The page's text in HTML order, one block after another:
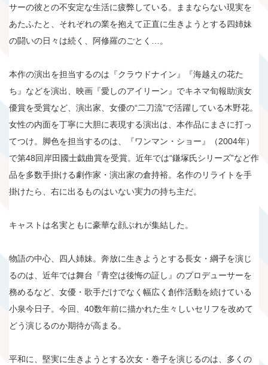
サーの彼との不安定な生活に疲弊している。ままならない現実を
あたふたと、それぞれの業を抱えて正直に生きようとする四姉妹
の闘いの日々は続く、阿修羅のごとく…。
本作の演出を担当するのは『クラウドナイン』『海越えの花た
ち』などを演出、映画『愛しのアイリーン』でキネマ旬報助演女
優賞を受賞など、演出家、女優の“二刀流”で活躍している木野花。
女性の内面を丁寧に大胆に表現する演出は、本作品にまさに打っ
てつけ。脚色を担当するのは、『ワンマン・ショー』（2004年）
で第48回岸田國士戯曲賞を受賞。近年では“鎌塚氏シリーズ”など作
品を多数手掛ける劇作家・演出家の倉持裕。名作のリライトを手
掛けたら、右に出るものはいない実力の持ち主だ。
キャストは名実ともに豪華な顔ぶれが集結した。
物語の中心、四人姉妹。奔放に生きようとする長女・綱子を演じ
るのは、近年では舞台『青空は後悔の証し』のプロデューサーを
務めるなど、女優・歌手だけでなく幅広く創作活動を続けている
小泉今日子。今回、40数年前に描かれた生々しいセリフを改めて
どう演じるのか期待が高まる。
平和に、堅実に生きようとする次女・巻子を演じるのは、多くの